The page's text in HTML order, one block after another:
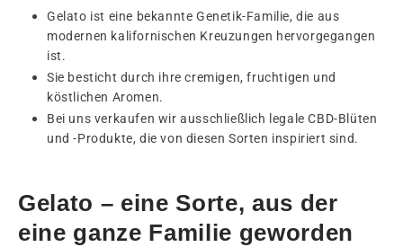
Gelato ist eine bekannte Genetik-Familie, die aus
modernen kalifornischen Kreuzungen hervorgegangen
ist.
Sie besticht durch ihre cremigen, fruchtigen und
köstlichen Aromen.
Bei uns verkaufen wir ausschließlich legale CBD-Blüten
und -Produkte, die von diesen Sorten inspiriert sind.
Gelato – eine Sorte, aus der
eine ganze Familie geworden